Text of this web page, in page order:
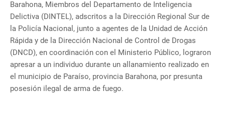
Barahona, Miembros del Departamento de Inteligencia
Delictiva (DINTEL), adscritos a la Dirección Regional Sur de
la Policía Nacional, junto a agentes de la Unidad de Acción
Rápida y de la Dirección Nacional de Control de Drogas
(DNCD), en coordinación con el Ministerio Público, lograron
apresar a un individuo durante un allanamiento realizado en
el municipio de Paraíso, provincia Barahona, por presunta
posesión ilegal de arma de fuego.